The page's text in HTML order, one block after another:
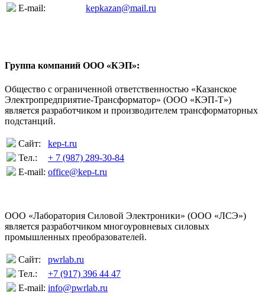
E-mail:
kepkazan@mail.ru
Группа компаний ООО «КЭП»:
Общество с ограниченной ответственностью «Казанское
Электропредприятие-Трансформатор» (ООО «КЭП-Т»)
является разработчиком и производителем трансформаторных
подстанций.‪
Сайт:
kep-t.ru
Тел.:
+ 7 (987) 289-30-84
E-mail: office@kep-t.ru
ООО «Лаборатория Силовой Электроники» (ООО «ЛСЭ»)
является разработчиком многоуровневых силовых
промышленных преобразователей.
Сайт:
pwrlab.ru
Тел.:
+7 (917) 396 44 47
E-mail: info@pwrlab.ru